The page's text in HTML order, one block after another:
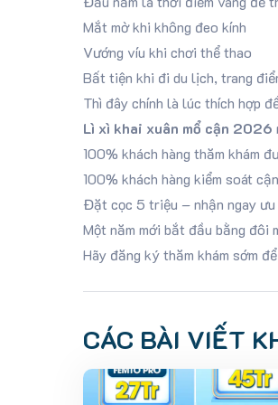
Mắt mờ khi không đeo kính
Vướng víu khi chơi thể thao
Bất tiện khi đi du lịch, trang
Thì đây chính là lúc thích hợp
Lì xì khai xuân mổ cận 2026
100% khách hàng thăm khám
100% khách hàng kiểm soát
Đặt cọc 5 triệu – nhận ngay
Một năm mới bắt đầu bằng đôi
Hãy đăng ký thăm khám sớm
CÁC BÀI VIẾT